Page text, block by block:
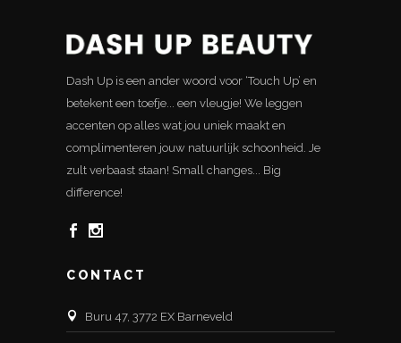
Dash Up is een ander woord voor ‘Touch Up’ en
betekent een toefje... een vleugje! We leggen
accenten op alles wat jou uniek maakt en
complimenteren jouw natuurlijk schoonheid. Je
zult verbaast staan! Small changes... Big
difference!
CONTACT
Buru 47, 3772 EX Barneveld